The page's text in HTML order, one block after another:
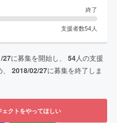
終了
支援者数54人
27に募集を開始し、 54人の支援
2018/02/27に募集を終了しま
ェクトをやってほしい